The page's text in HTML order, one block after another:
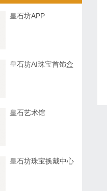
皇石坊APP
皇石坊AI珠宝首饰盒
皇石艺术馆
皇石坊珠宝换戴中心